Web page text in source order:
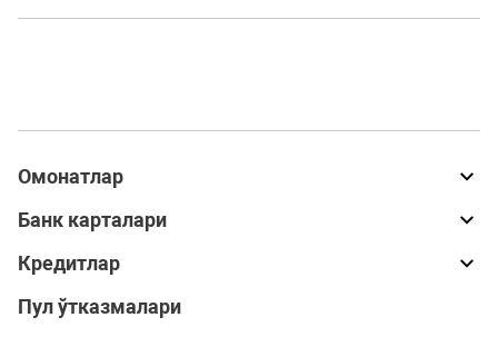
Омонатлар
Банк карталари
Кредитлар
Пул ўтказмалари